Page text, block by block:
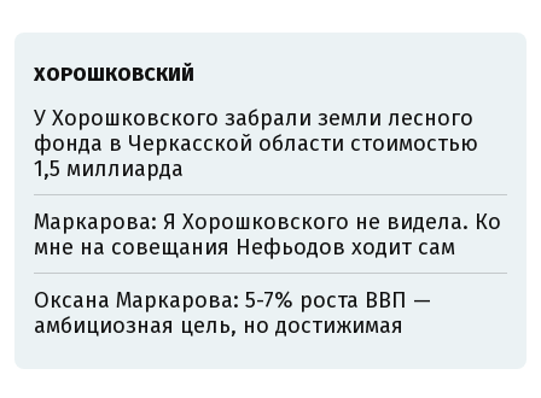
ХОРОШКОВСКИЙ
У Хорошковского забрали земли лесного
фонда в Черкасской области стоимостью
1,5 миллиарда
Маркарова: Я Хорошковского не видела. Ко
мне на совещания Нефьодов ходит сам
Оксана Маркарова: 5-7% роста ВВП —
амбициозная цель, но достижимая